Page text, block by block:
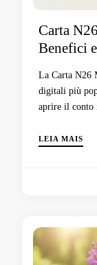
Carta
Benefici
La Carta N26
digitali più
aprire il conto
LEIA MAIS